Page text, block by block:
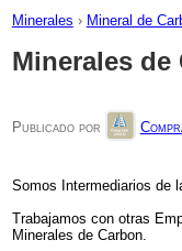
Minerales › Mineral de
Minerales de
Publicado por
Somos Intermediarios de
Trabajamos con otras
Minerales de Carbon.